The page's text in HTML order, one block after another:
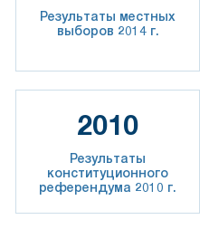
Результаты местных
выборов 2014 г.
2010
Результаты
конституционного
референдума 2010 г.